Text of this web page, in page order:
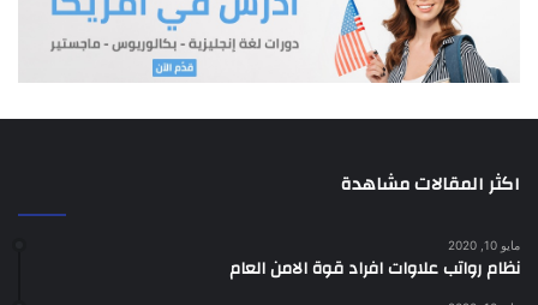
د-اقـرار حسابات الصنــدوق والبيانات المالية الختامية لسنته المالية
المنتهية.
هـ- تشكيل لجان الجرد السنوي والتدقيق المالي.
عدم تعارض قراراتها مع احكامه.
المادة 7
اكثر المقالات مشاهدة
مايو 10, 2020
نظام رواتب علاوات افراد قوة الامن العام